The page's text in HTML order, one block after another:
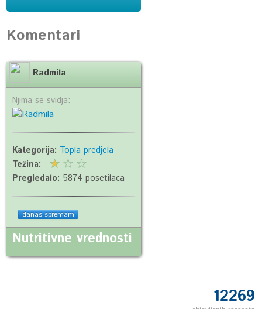
Komentari
Radmila
Njima se svidja:
Kategorija: Topla predjela
Težina:
Pregledalo: 5874 posetilaca
danas spremam
Nutritivne vrednosti
12269